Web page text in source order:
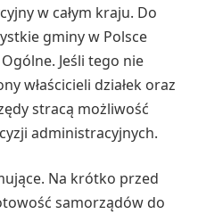
w całym kraju. Do
gminy w Polsce
Jeśli tego nie
właścicieli działek oraz
stracą możliwość
administracyjnych.
Na krótko przed
samorządów do